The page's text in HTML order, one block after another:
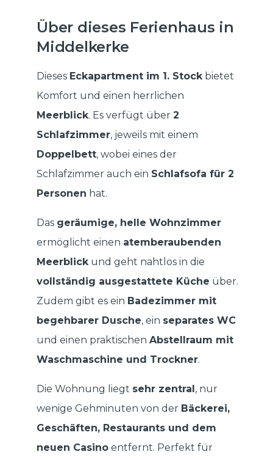
Über dieses Ferienhaus in
Middelkerke
Dieses Eckapartment im 1. Stockbietet
Komfort und einen herrlichen
Meerblick. Es verfügt über 2
Schlafzimmer, jeweils mit einem
Doppelbett, wobei eines der
Schlafzimmer auch ein Schlafsofa für 2
Personen hat.
Das geräumige, helle Wohnzimmer
ermöglicht einen atemberaubenden
Meerblickund geht nahtlos in die
vollständig ausgestattete Küche über.
Zudem gibt es ein Badezimmer mit
begehbarer Dusche, ein separates WC
und einen praktischen Abstellraum mit
Waschmaschine und Trockner.
Die Wohnung liegt sehr zentral, nur
wenige Gehminuten von der Bäckerei,
Geschäften, Restaurants und dem
neuen Casino entfernt. Perfekt für